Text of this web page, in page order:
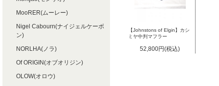
【Johnstons of Elgin】カシ
ミヤ中判マフラー
52,800円(税込)
MooRER(ムーレー)
Nigel Cabourn(ナイジェルケーボ
ン)
NORLHA(ノラ)
Of ORIGIN(オブオリジン)
OLOW(オロウ)